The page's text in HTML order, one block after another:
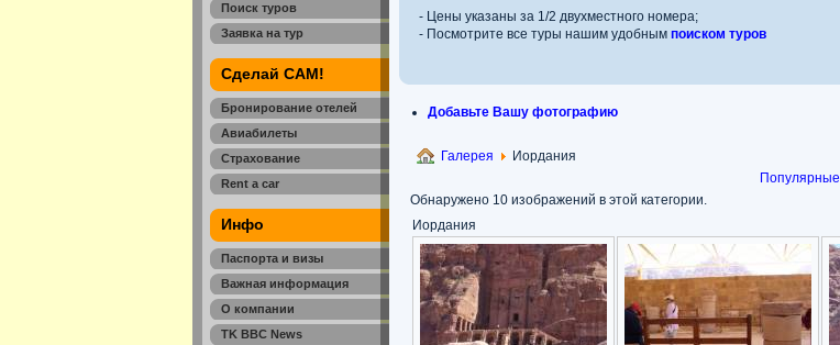
Поиск туров
Заявка на тур
Сделай САМ!
Бронирование отелей
Авиабилеты
Страхование
Rent a car
Инфо
Паспорта и визы
Важная информация
О компании
TK BBC News
- Цены указаны за 1/2 двухместного номера;
- Посмотрите все туры нашим удобным поиском туров
Добавьте Вашу фотографию
Галерея
Иордания
Популярные
Обнаружено 10 изображений в этой категории.
Иордания